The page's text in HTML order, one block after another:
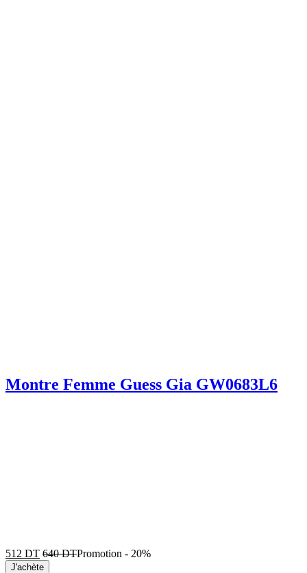
Montre Femme Guess Gia GW0683L6
512 DT 640DTPromotion - 20%
J'achète